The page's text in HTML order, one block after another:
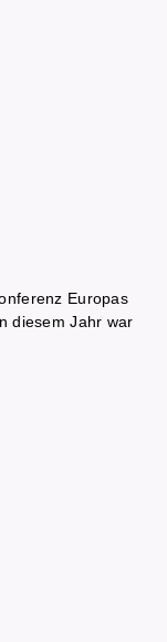
Europas
diesem Jahr war